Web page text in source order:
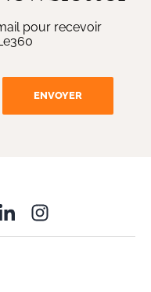
pour recevoir
ENVOYER